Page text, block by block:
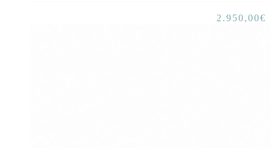
2.950,00€